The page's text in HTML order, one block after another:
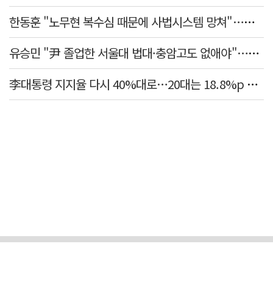
한동훈 "노무현 복수심 때문에 사법시스템 망쳐"…민주당 맹공
유승민 "尹 졸업한 서울대 법대·충암고도 없애야"…李 육사 통합 직격
李대통령 지지율 다시 40%대로…20대는 18.8%p 급락